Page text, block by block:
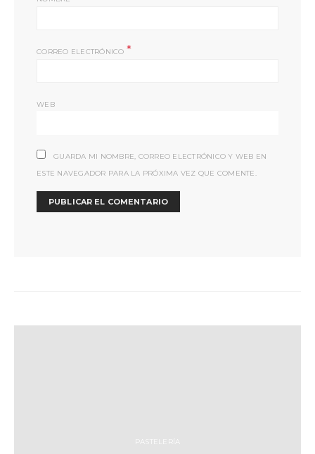
CORREO ELECTRÓNICO *
WEB
GUARDA MI NOMBRE, CORREO ELECTRÓNICO Y WEB EN
ESTE NAVEGADOR PARA LA PRÓXIMA VEZ QUE COMENTE.
PASTELERÍA